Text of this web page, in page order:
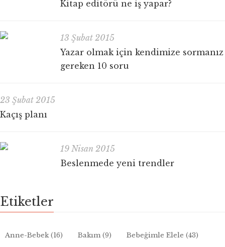
Kitap editörü ne iş yapar?
13 Şubat 2015
Yazar olmak için kendimize sormanız
gereken 10 soru
23 Şubat 2015
Kaçış planı
19 Nisan 2015
Beslenmede yeni trendler
Etiketler
Anne-Bebek(16) Bakım(9) Bebeğimle Elele (43)